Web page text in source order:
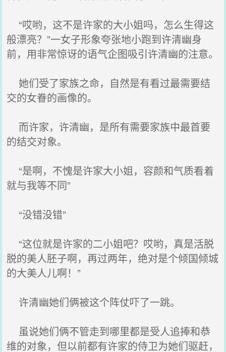
“哎哟，这不是许家的大小姐吗，怎么生得这
般漂亮？”一女子形象夸张地小跑到许清幽身
前，用非常惊讶的语气企图吸引许清幽的注意。
她们受了家族之命，自然是有看过最需要结
交的女眷的画像的。
而许家，许清幽，是所有需要家族中最首要
的结交对象。
“是啊，不愧是许家大小姐，容颜和气质看着
就与我等不同”
“没错没错”
“这位就是许家的二小姐吧？哎哟，真是活脱
脱的美人胚子啊，再过两年，绝对是个倾国倾城
的大美人儿啊！”
许清幽她们俩被这个阵仗吓了一跳。
虽说她们俩不管走到哪里都是受人追捧和恭
维的对象，但以前都有许家的侍卫为她们驱赶，